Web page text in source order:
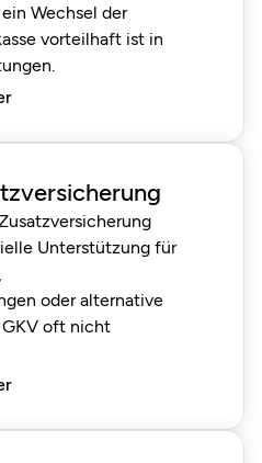
Wechsel der
vorteilhaft ist in
Unterstützung für
oder alternative
GKV oft nicht